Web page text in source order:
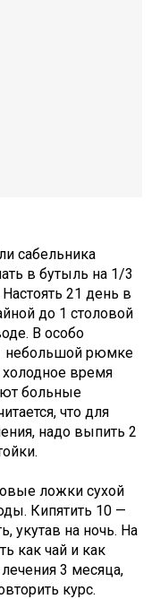
сабельника
в бутыль на 1/3
21 день в
до 1 столовой
В особо
небольшой рюмке
время
больные
что для
надо выпить 2
ложки сухой
Кипятить 10 —
укутав на ночь. На
как чай и как
3 месяца,
курс.